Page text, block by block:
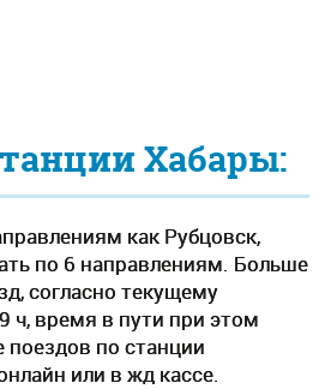
Хабары:
как Рубцовск,
по 6 направлениям. Больше
согласно текущему
ч, время в пути при этом
поездов по станции
или в жд кассе.